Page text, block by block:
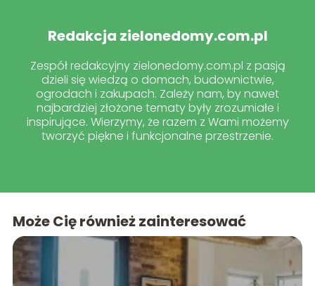
Redakcja zielonedomy.com.pl
Zespół redakcyjny zielonedomy.com.pl z pasją
dzieli się wiedzą o domach, budownictwie,
ogrodach i zakupach. Zależy nam, by nawet
najbardziej złożone tematy były zrozumiałe i
inspirujące. Wierzymy, że razem z Wami możemy
tworzyć piękne i funkcjonalne przestrzenie.
Może Cię również zainteresować